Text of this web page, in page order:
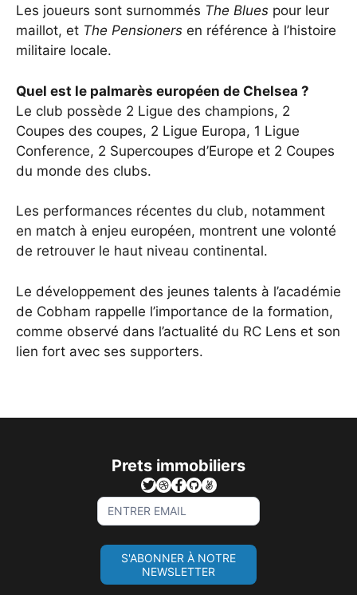
Les joueurs sont surnommés The Blues pour leur
maillot, et The Pensioners en référence à l’histoire
militaire locale.
Quel est le palmarès européen de Chelsea ?
Le club possède 2 Ligue des champions, 2
Coupes des coupes, 2 Ligue Europa, 1 Ligue
Conference, 2 Supercoupes d’Europe et 2 Coupes
du monde des clubs.
Les performances récentes du club, notamment
en match à enjeu européen, montrent une volonté
de retrouver le haut niveau continental.
Le développement des jeunes talents à l’académie
de Cobham rappelle l’importance de la formation,
comme observé dans l’actualité du RC Lens et son
lien fort avec ses supporters.
Prets immobiliers
Sign
Up
For
Newsletter
S'ABONNER À NOTRE
NEWSLETTER